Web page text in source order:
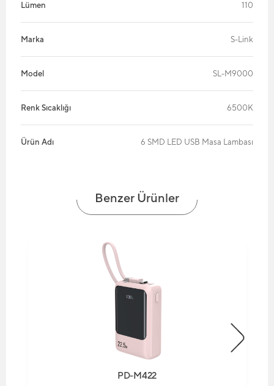
Lümen 110
Marka S-Link
Model SL-M9000
Renk Sıcaklığı 6500K
Ürün Adı 6 SMD LED USB Masa Lambası
Benzer Ürünler
PD-M422